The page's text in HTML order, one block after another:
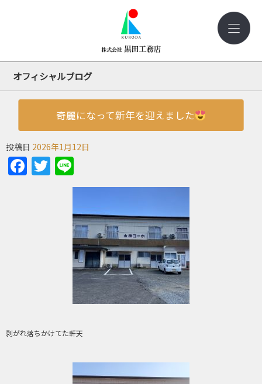
オフィシャルブログ
奇麗になって新年を迎えました
投稿日 2026年1月12日
Facebook
Twitter
剥がれ落ちかけてた軒天